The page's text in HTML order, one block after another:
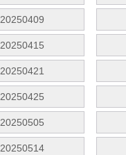
20250409
20250415
20250421
20250425
20250505
20250514